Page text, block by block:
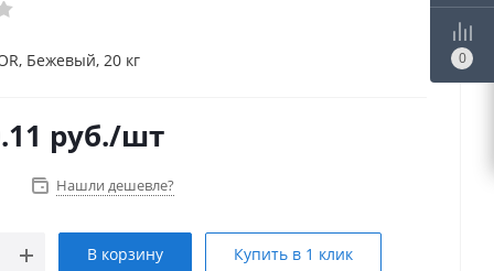
Бежевый, 20 кг
руб./шт
Нашли дешевле?
В корзину Купить в 1 клик
0